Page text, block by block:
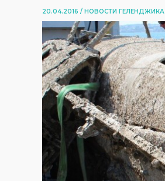
20.04.2016 / НОВОСТИ ГЕЛЕНДЖИКА